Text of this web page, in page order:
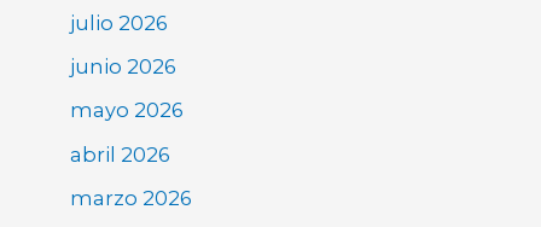
julio 2026
junio 2026
mayo 2026
abril 2026
marzo 2026